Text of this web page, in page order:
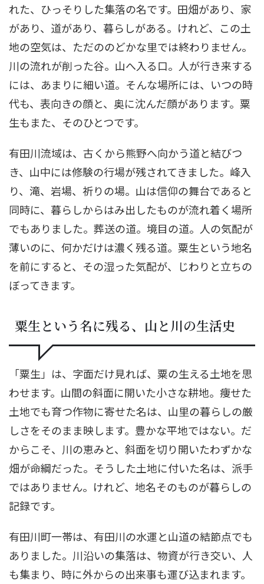
れた、ひっそりした集落の名です。田畑があり、家
があり、道があり、暮らしがある。けれど、この土
地の空気は、ただののどかな里では終わりません。
川の流れが削った谷。山へ入る口。人が行き来する
には、あまりに細い道。そんな場所には、いつの時
代も、表向きの顔と、奥に沈んだ顔があります。粟
生もまた、そのひとつです。
有田川流域は、古くから熊野へ向かう道と結びつ
き、山中には修験の行場が残されてきました。峰入
り、滝、岩場、祈りの場。山は信仰の舞台であると
同時に、暮らしからはみ出したものが流れ着く場所
でもありました。葬送の道。境目の道。人の気配が
薄いのに、何かだけは濃く残る道。粟生という地名
を前にすると、その湿った気配が、じわりと立ちの
ぼってきます。
粟生という名に残る、山と川の生活史
「粟生」は、字面だけ見れば、粟の生える土地を思
わせます。山間の斜面に開いた小さな耕地。痩せた
土地でも育つ作物に寄せた名は、山里の暮らしの厳
しさをそのまま映します。豊かな平地ではない。だ
からこそ、川の恵みと、斜面を切り開いたわずかな
畑が命綱だった。そうした土地に付いた名は、派手
ではありません。けれど、地名そのものが暮らしの
記録です。
有田川町一帯は、有田川の水運と山道の結節点でも
ありました。川沿いの集落は、物資が行き交い、人
も集まり、時に外からの出来事も運び込まれます。